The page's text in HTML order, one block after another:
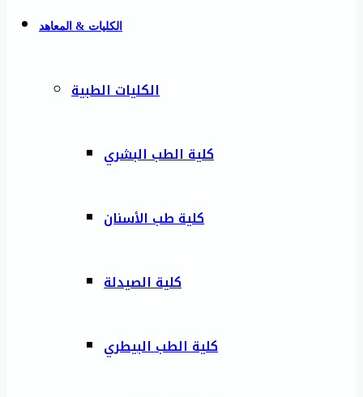
الكليات & المعاهد
الكليات الطبية
كلية الطب البشري
كلية طب الأسنان
كلية الصيدلة
كلية الطب البيطري